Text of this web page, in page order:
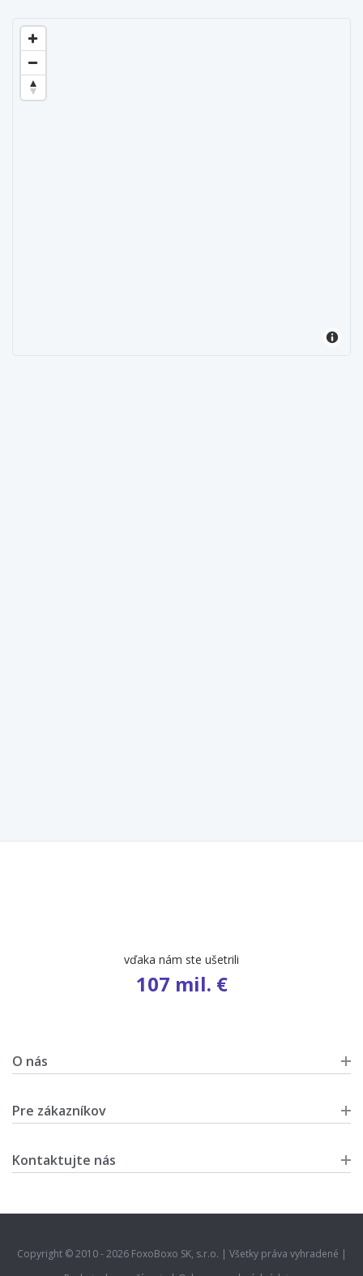
vďaka nám ste ušetrili
107 mil. €
O nás
Pre zákazníkov
Kontaktujte nás
Copyright © 2010 - 2026 FoxoBoxo SK, s.r.o. | Všetky práva vyhradené |